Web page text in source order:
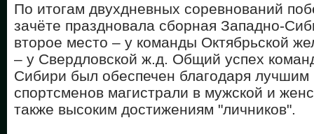
По итогам двухдневных соревнований
зачёте праздновала сборная Западно-
второе место – у команды Октябрьской
– у Свердловской ж.д. Общий успех
Сибири был обеспечен благодаря лучшим
спортсменов магистрали в мужской и
также высоким достижениям "личников".